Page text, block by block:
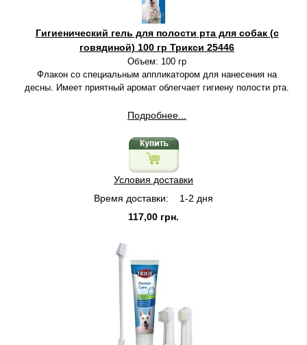
Гигиенический гель для полости рта для собак (с
говядиной) 100 гр Трикси 25446
Объем: 100 гр
Флакон со специальным аппликатором для нанесения на
десны. Имеет приятный аромат облегчает гигиену полости рта.
Подробнее...
Условия доставки
Время доставки:
1-2 дня
117,00 грн.